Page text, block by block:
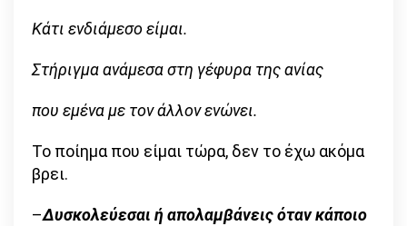
Κάτι ενδιάμεσο είμαι.
Στήριγμα ανάμεσα στη γέφυρα της ανίας
που εμένα με τον άλλον ενώνει.
Το ποίημα που είμαι τώρα, δεν το έχω ακόμα
βρει.
–Δυσκολεύεσαι ή απολαμβάνεις όταν κάποιο